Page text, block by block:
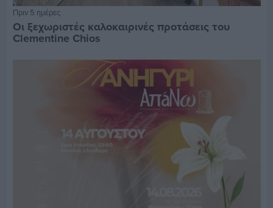
Πριν 5 ημέρες
Οι ξεχωριστές καλοκαιρινές προτάσεις του
Clementine Chios